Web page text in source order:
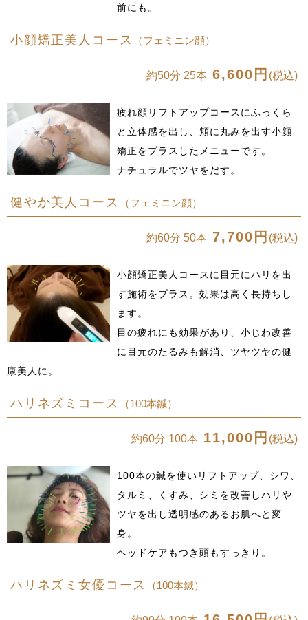
前にも。
小顔矯正美人コース （フェミニン顔）
約50分 25本 6,600円 (税込)
疲れ顔リフトアップコースにふっくら
と立体感を出し、頬に丸みを出す小顔
矯正をプラスしたメニューです。
ナチュラルでツヤをだす。
健やか美人コース （フェミニン顔）
約60分 50本 7,700円 (税込)
小顔矯正美人コースに目元にハリを出
す施術をプラス。効果は高く長持ちし
ます。
目の疲れにも効果があり、小じわ改善
に目元のたるみも解消、ツヤツヤの健
康美人に。
ハリネズミコース （100本鍼）
約60分 100本 11,000円 (税込)
100本の鍼を使いリフトアップ、シワ、
タルミ、くすみ、シミを改善しハリや
ツヤを出し透明感のあるお肌へと変
身。
ヘッドケアもつき頭もすっきり。
ハリネズミ女優コース （100本鍼）